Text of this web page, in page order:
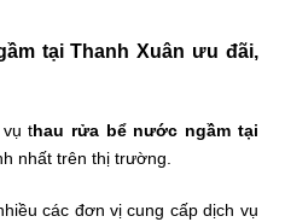
tại Thanh Xuân ưu đãi,
thau rửa bể nước ngầm tại
nhất trên thị trường.
các đơn vị cung cấp dịch vụ